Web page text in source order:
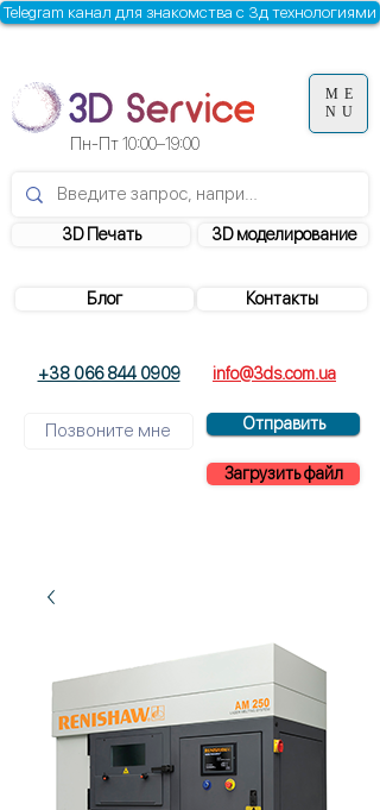
3D моделирование
Контакты
3D Печать
+38 066 844 0909 info@3ds.com.ua
Отправить
Загрузить файл
Блог
Пн-Пт10:00–19:00
Telegram канал для знакомства с 3д технологиями
ME
NU